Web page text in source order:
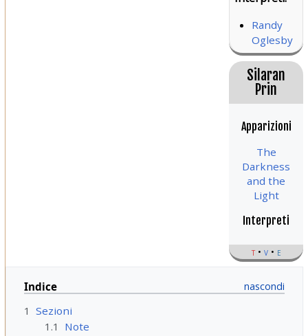
Randy
Oglesby
Silaran
Prin
Apparizioni
The
Darkness
and the
Light
Interpreti
t v e
Indice
1 Sezioni
1.1
Note